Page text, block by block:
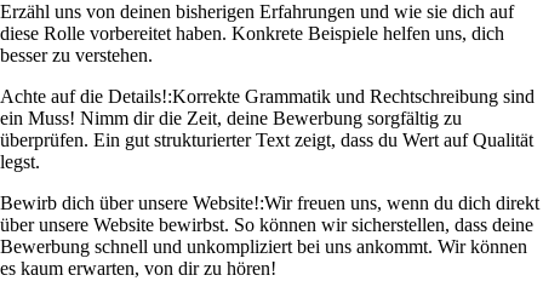
Erzähl uns von deinen bisherigen Erfahrungen und wie sie dich auf
diese Rolle vorbereitet haben. Konkrete Beispiele helfen uns, dich
besser zu verstehen.
Achte auf die Details!:Korrekte Grammatik und Rechtschreibung sind
ein Muss! Nimm dir die Zeit, deine Bewerbung sorgfältig zu
überprüfen. Ein gut strukturierter Text zeigt, dass du Wert auf Qualität
legst.
Bewirb dich über unsere Website!:Wir freuen uns, wenn du dich direkt
über unsere Website bewirbst. So können wir sicherstellen, dass deine
Bewerbung schnell und unkompliziert bei uns ankommt. Wir können
es kaum erwarten, von dir zu hören!